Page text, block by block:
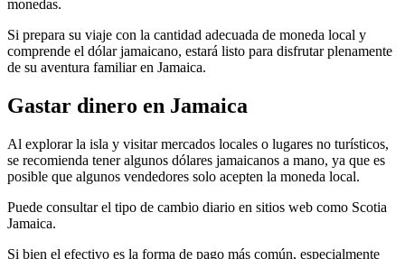
monedas.
Si prepara su viaje con la cantidad adecuada de moneda local y
comprende el dólar jamaicano, estará listo para disfrutar plenamente
de su aventura familiar en Jamaica.
Gastar dinero en Jamaica
Al explorar la isla y visitar mercados locales o lugares no turísticos,
se recomienda tener algunos dólares jamaicanos a mano, ya que es
posible que algunos vendedores solo acepten la moneda local.
Puede consultar el tipo de cambio diario en sitios web como Scotia
Jamaica.
Si bien el efectivo es la forma de pago más común, especialmente